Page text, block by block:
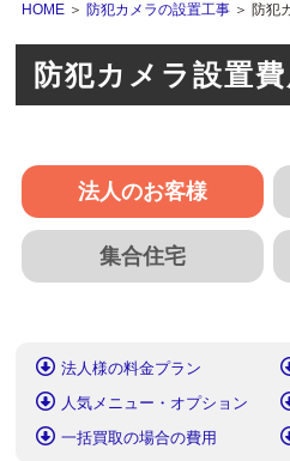
HOME ＞ 防犯カメラの設置工事 ＞ 防犯
防犯カメラ設置費
法人のお客様
集合住宅
法人様の料金プラン
人気メニュー・オプション
一括買取の場合の費用